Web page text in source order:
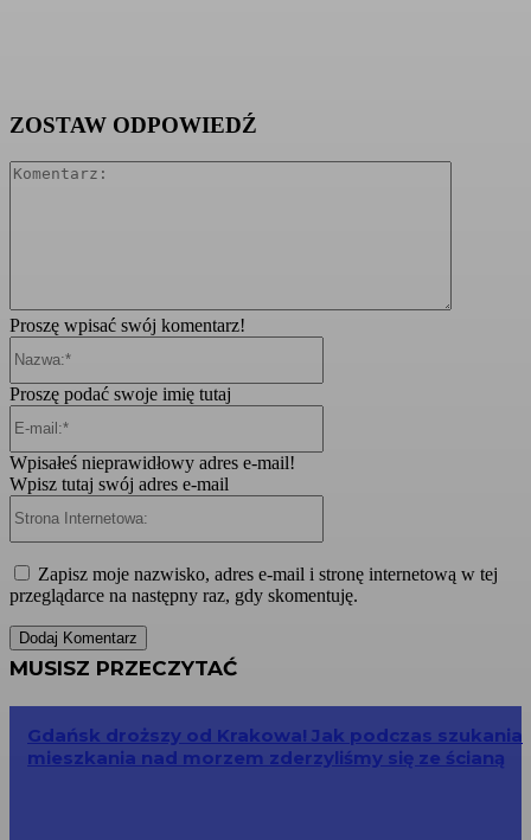
ZOSTAW ODPOWIEDŹ
Proszę wpisać swój komentarz!
Proszę podać swoje imię tutaj
Wpisałeś nieprawidłowy adres e-mail!
Wpisz tutaj swój adres e-mail
Zapisz moje nazwisko, adres e-mail i stronę internetową w tej
przeglądarce na następny raz, gdy skomentuję.
MUSISZ PRZECZYTAĆ
Gdańsk droższy od Krakowa! Jak podczas szukania
mieszkania nad morzem zderzyliśmy się ze ścianą